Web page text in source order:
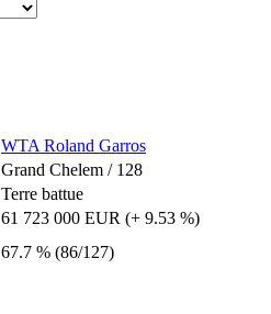
WTA Roland Garros
Grand Chelem / 128
Terre battue
61 723 000 EUR (+ 9.53 %)
67.7 % (86/127)